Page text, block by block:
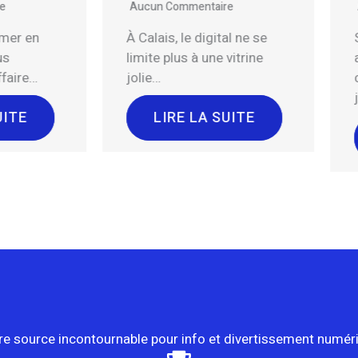
Commentaire
le digital ne se
plus à une vitrine
LIRE LA SUITE
Aucun Commentaire
Sur iPad, les bonnes
applications ne se
joli…
LIRE LA SUITE
source incontournable pour info et divertissement